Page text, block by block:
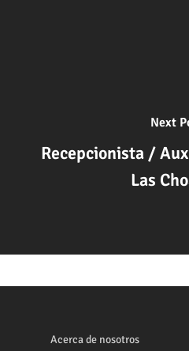
Next
Recepcionista /
Las
Acerca de nosotros